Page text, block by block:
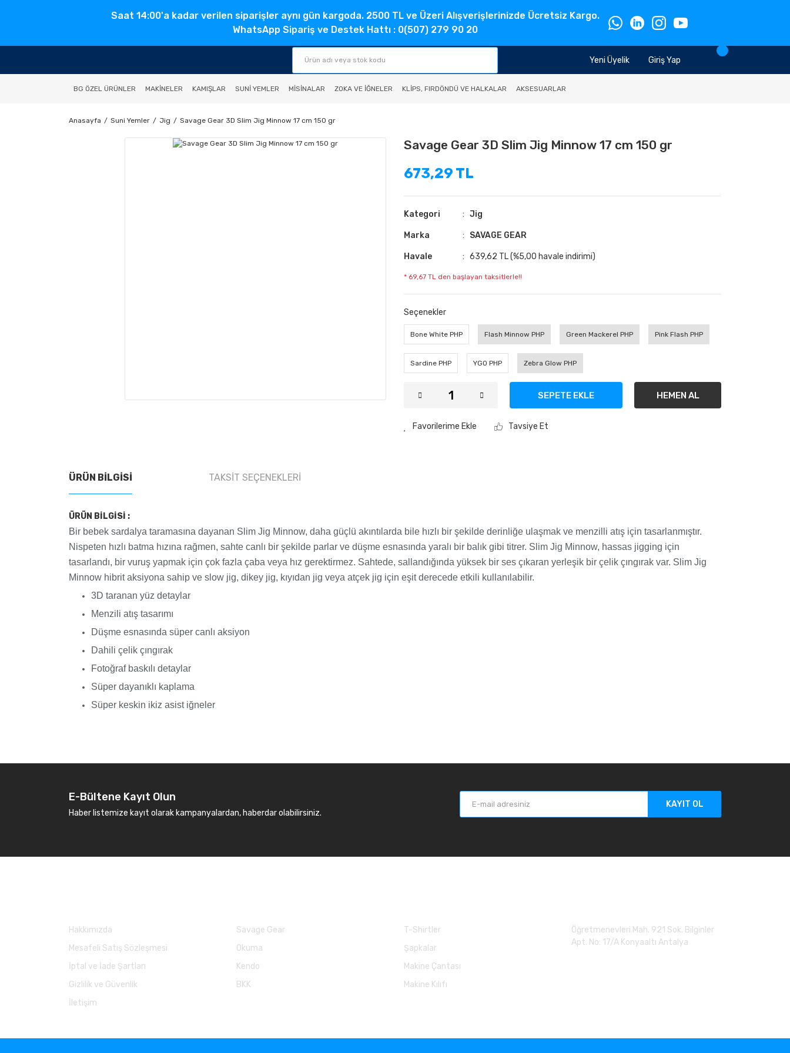
Saat 14:00'a kadar verilen siparişler aynı gün kargoda. 2500 TL ve Üzeri Alışverişlerinizde Ücretsiz Kargo.
WhatsApp Sipariş ve Destek Hattı : 0(507) 279 90 20
Giriş Yap
Yeni Üyelik
BG ÖZEL ÜRÜNLER MAKINELER KAMIŞLAR SUNI YEMLER MISINALAR ZOKA VE İĞNELER KLIPS, FIRDÖNDÜ VE HALKALAR AKSESUARLAR
Anasayfa Suni Yemler Jig Savage Gear 3D Slim Jig Minnow 17 cm 150 gr
Savage Gear 3D Slim Jig Minnow 17 cm 150 gr
673,29 TL
Kategori Jig
Marka SAVAGE GEAR
Havale 639,62 TL (%5,00 havale indirimi)
* 69,67 TL den başlayan taksitlerle!!
Seçenekler
Bone White PHP Flash Minnow PHP Green Mackerel PHP Pink Flash PHP
Sardine PHP YGO PHP Zebra Glow PHP
SEPETE EKLE HEMEN AL
Tavsiye Et
ÜRÜN BILGISI TAKSIT SEÇENEKLERI
ÜRÜN BİLGİSİ :
Bir bebek sardalya taramasına dayanan Slim Jig Minnow, daha güçlü akıntılarda bile hızlı bir şekilde derinliğe ulaşmak ve menzilli atış için tasarlanmıştır.
Nispeten hızlı batma hızına rağmen, sahte canlı bir şekilde parlar ve düşme esnasında yaralı bir balık gibi titrer. Slim Jig Minnow, hassas jigging için
tasarlandı, bir vuruş yapmak için çok fazla çaba veya hız gerektirmez. Sahtede, sallandığında yüksek bir ses çıkaran yerleşik bir çelik çıngırak var. Slim Jig
Minnow hibrit aksiyona sahip ve slow jig, dikey jig, kıyıdan jig veya atçek jig için eşit derecede etkili kullanılabilir.
3D taranan yüz detaylar
Menzili atış tasarımı
Düşme esnasında süper canlı aksiyon
Dahili çelik çıngırak
Fotoğraf baskılı detaylar
Süper dayanıklı kaplama
Süper keskin ikiz asist iğneler
E-Bültene Kayıt Olun
Haber listemize kayıt olarak kampanyalardan, haberdar olabilirsiniz.
KAYIT OL
Hakkımızda
Mesafeli Satış Sözleşmesi
İptal ve İade Şartları
Gizlilik ve Güvenlik
İletişim
Savage Gear
Okuma
Kendo
BKK
T-Shirtler
Şapkalar
Makine Çantası
Makine Kılıfı
Öğretmenevleri Mah. 921 Sok. Bilginler
Apt. No: 17/A Konyaaltı Antalya